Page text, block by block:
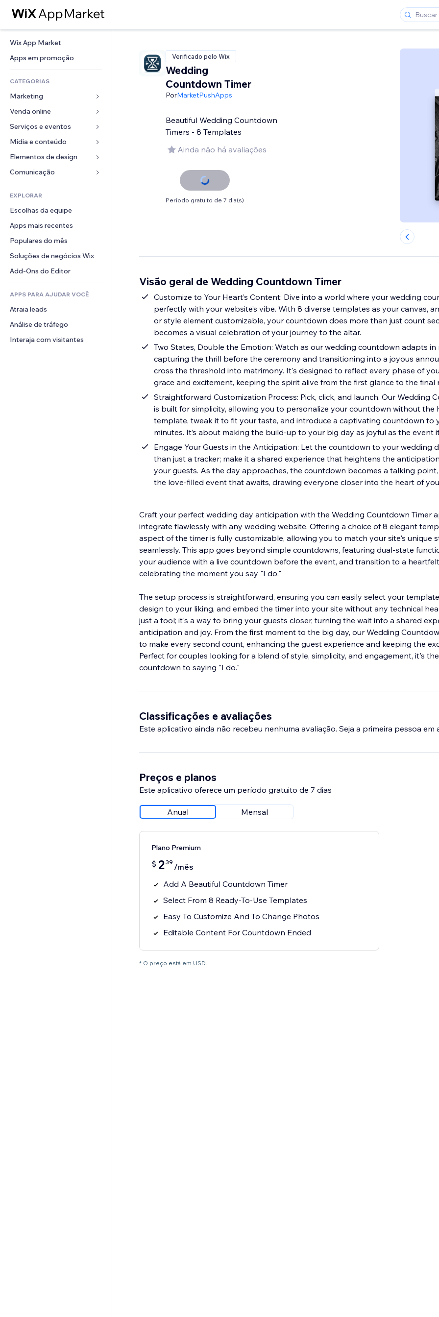
Wix App Market
Apps em promoção
CATEGORIAS
Marketing
Anúncios
Mobile
Análises
Listas do site
Email
Venda online
Apps para lojas
Frete e entrega
Botões de venda
Contabilidade
Cupons e fidelidade
Soluções de armazenamento
Serviços e eventos
Hotéis
Eventos
Restaurantes
Imobiliária
Meus agendamentos
Mídia e conteúdo
Galeria
Músicas
Podcasts
Fotografia
Vídeo
PDF
Compartilhamento de arquivos
Notícias
Elementos de design
Mapas e navegação
Privacidade e segurança
Relógio
Templates de página
Efeitos de imagem
Botões e menus
Banners e selos
Calculadoras
Busca
Previsão do tempo
Tabelas e gráficos
Formulários
Enquetes
Chat
Comentários
Telefone
Comunidade
Avaliações e depoimentos
CRM
EXPLORAR
Escolhas da equipe
Apps mais recentes
Populares do mês
Soluções de negócios Wix
Add-Ons do Editor
APPS PARA AJUDAR VOCÊ
Atraia leads
Análise de tráfego
Interaja com visitantes
Verificado pelo Wix
Wedding
Countdown Timer
PorMarketPushApps
Beautiful Wedding Countdown
Timers - 8 Templates
Ainda não há avaliações
Período gratuito de 7 dia(s)
Visão geral de Wedding Countdown Timer
Customize to Your Heart’s Content: Dive into a world where your wedding
perfectly with your website’s vibe. With 8 diverse templates as your canvas,
or style element customizable, your countdown does more than just count
becomes a visual celebration of your journey to the altar.
Two States, Double the Emotion: Watch as our wedding countdown adapts in
capturing the thrill before the ceremony and transitioning into a joyous
cross the threshold into matrimony. It's designed to reflect every phase of
grace and excitement, keeping the spirit alive from the first glance to the final
Straightforward Customization Process: Pick, click, and launch. Our Wedding
is built for simplicity, allowing you to personalize your countdown without the
template, tweak it to fit your taste, and introduce a captivating countdown to
minutes. It’s about making the build-up to your big day as joyful as the event
Engage Your Guests in the Anticipation: Let the countdown to your wedding
than just a tracker; make it a shared experience that heightens the
your guests. As the day approaches, the countdown becomes a talking
the love-filled event that awaits, drawing everyone closer into the heart of
Craft your perfect wedding day anticipation with the Wedding Countdown Timer
integrate flawlessly with any wedding website. Offering a choice of 8 elegant
aspect of the timer is fully customizable, allowing you to match your site's unique
seamlessly. This app goes beyond simple countdowns, featuring dual-state
your audience with a live countdown before the event, and transition to a
celebrating the moment you say "I do."
The setup process is straightforward, ensuring you can easily select your
design to your liking, and embed the timer into your site without any technical
just a tool; it's a way to bring your guests closer, turning the wait into a shared
anticipation and joy. From the first moment to the big day, our Wedding
to make every second count, enhancing the guest experience and keeping the
Perfect for couples looking for a blend of style, simplicity, and engagement, it's
countdown to saying "I do."
Classificações e avaliações
Este aplicativo ainda não recebeu nenhuma avaliação. Seja a primeira pessoa em
Preços e planos
Este aplicativo oferece um período gratuito de 7 dias
Anual Mensal
Plano Premium
$ 239 /mês
Add A Beautiful Countdown Timer
Select From 8 Ready-To-Use Templates
Easy To Customize And To Change Photos
Editable Content For Countdown Ended
* O preço está em USD.